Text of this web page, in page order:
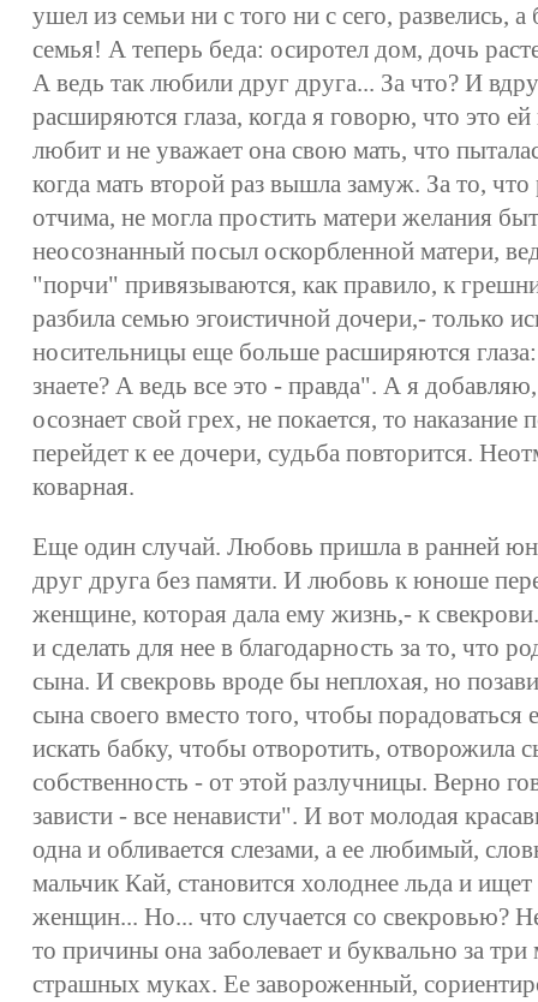
ушел из семьи ни с того ни с сего, развелись, а
семья! А теперь беда: осиротел дом, дочь
А ведь так любили друг друга... За что? И
расширяются глаза, когда я говорю, что это ей
любит и не уважает она свою мать, что
когда мать второй раз вышла замуж. За то, что
отчима, не могла простить матери желания
неосознанный посыл оскорбленной матери,
"порчи" привязываются, как правило, к
разбила семью эгоистичной дочери,- только
носительницы еще больше расширяются
знаете? А ведь все это - правда". А я
осознает свой грех, не покается, то наказание
перейдет к ее дочери, судьба повторится.
коварная.
Еще один случай. Любовь пришла в ранней
друг друга без памяти. И любовь к юноше
женщине, которая дала ему жизнь,- к
и сделать для нее в благодарность за то, что
сына. И свекровь вроде бы неплохая, но
сына своего вместо того, чтобы
искать бабку, чтобы отворотить, отворожила
собственность - от этой разлучницы. Верно
зависти - все ненависти". И вот молодая
одна и обливается слезами, а ее любимый,
мальчик Кай, становится холоднее льда и
женщин... Но... что случается со свекровью?
то причины она заболевает и буквально за три
страшных муках. Ее завороженный,